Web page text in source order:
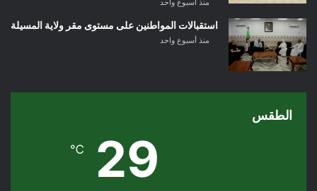
منذ أسبوع واحد
استقبالات المواطنين على مستوى مقر ولاية المسيلة
منذ أسبوع واحد
الطقس
29
℃